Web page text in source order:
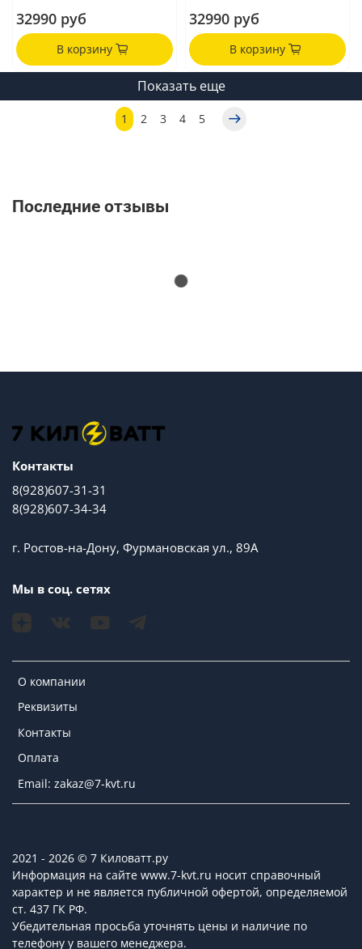
32990 руб
В корзину
32990 руб
В корзину
Показать еще
1 2 3 4 5
Последние отзывы
О компании
Реквизиты
Контакты
Оплата
Email: zakaz@7-kvt.ru
Контакты
8(928)607-31-31
8(928)607-34-34
г. Ростов-на-Дону, Фурмановская ул., 89А
Мы в соц. сетях
2021 - 2026 © 7 Киловатт.ру
Информация на сайте www.7-kvt.ru носит справочный
характер и не является публичной офертой, определяемой
ст. 437 ГК РФ.
Убедительная просьба уточнять цены и наличие по
телефону у вашего менеджера.